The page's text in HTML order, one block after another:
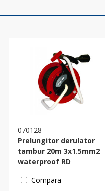
070128
Prelungitor derulator
tambur 20m 3x1.5mm2
waterproof RD
Compara